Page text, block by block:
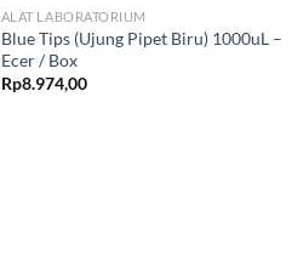
ALAT LABORATORIUM
Blue Tips (Ujung Pipet Biru) 1000uL –
Ecer / Box
Rp8.974,00